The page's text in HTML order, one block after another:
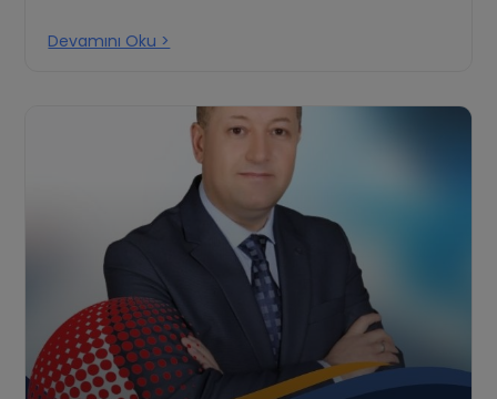
Devamını Oku >